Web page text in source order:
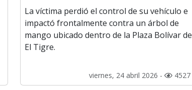
La víctima perdió el control de su vehículo e
impactó frontalmente contra un árbol de
mango ubicado dentro de la Plaza Bolívar de
El Tigre.
viernes, 24 abril 2026 - 4527